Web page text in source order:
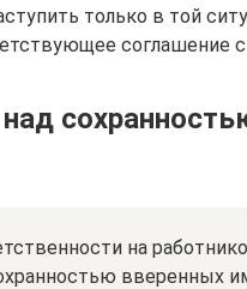
только в той
соглашение
на
вверенных